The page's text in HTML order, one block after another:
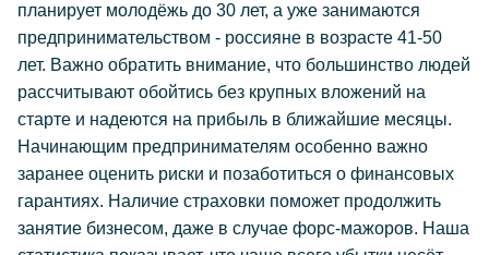
планирует молодёжь до 30 лет, а уже занимаются
предпринимательством - россияне в возрасте 41-50
лет. Важно обратить внимание, что большинство людей
рассчитывают обойтись без крупных вложений на
старте и надеются на прибыль в ближайшие месяцы.
Начинающим предпринимателям особенно важно
заранее оценить риски и позаботиться о финансовых
гарантиях. Наличие страховки поможет продолжить
занятие бизнесом, даже в случае форс-мажоров. Наша